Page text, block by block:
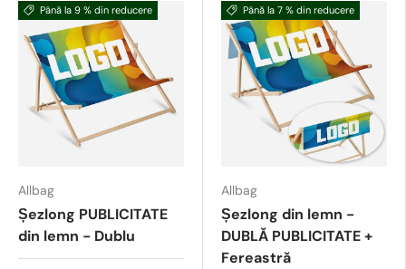
Până la 9 % din reducere
Allbag
Șezlong PUBLICITATE
din lemn - Dublu
Până la 7 % din reducere
Allbag
Șezlong din lemn -
DUBLĂ PUBLICITATE +
Fereastră